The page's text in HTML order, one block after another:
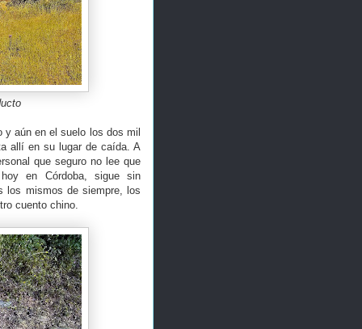
aún en el suelo los dos mil
allí en su lugar de caída. A
que seguro no lee que
en Córdoba, sigue sin
los mismos de siempre, los
cuento chino.